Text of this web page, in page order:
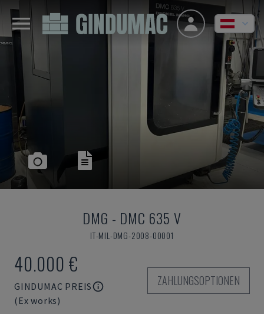
DMG - DMC 635 V
IT-MIL-DMG-2008-00001
40.000 €
GINDUMAC PREIS
(Ex works)
ZAHLUNGSOPTIONEN